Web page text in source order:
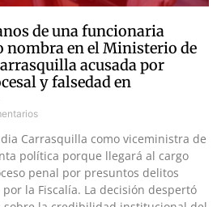
de una funcionaria
nombra en el Ministerio de
acusada por
y falsedad en
Carrasquilla como viceministra de
política porque llegará al cargo
penal por presuntos delitos
la Fiscalía. La decisión despertó